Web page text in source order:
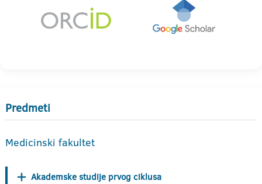
Predmeti
Medicinski fakultet
Akademske studije prvog ciklusa